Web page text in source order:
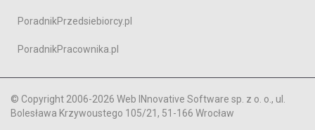
PoradnikPrzedsiebiorcy.pl
PoradnikPracownika.pl
© Copyright 2006-2026 Web INnovative Software sp. z o. o., ul.
Bolesława Krzywoustego 105/21, 51-166 Wrocław